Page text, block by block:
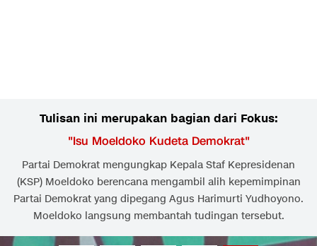
Tulisan ini merupakan bagian dari Fokus:
"Isu Moeldoko Kudeta Demokrat"
Partai Demokrat mengungkap Kepala Staf Kepresidenan
(KSP) Moeldoko berencana mengambil alih kepemimpinan
Partai Demokrat yang dipegang Agus Harimurti Yudhoyono.
Moeldoko langsung membantah tudingan tersebut.